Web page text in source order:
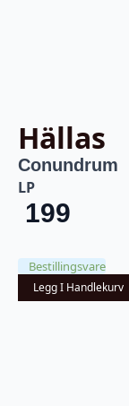
Hällas
Conundrum
LP
199
Bestillingsvare
Legg I Handlekurv